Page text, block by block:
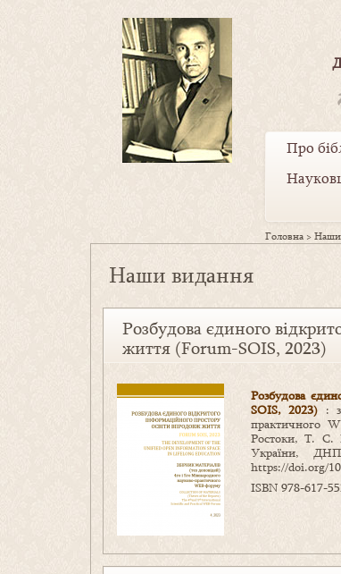
Про
Головна >Наши
Наши видання
Розбудова єдиного
життя (Forum-SOIS, 2023)
Розбудова
SOIS, 2023) :
практичного
Ростоки, Т.
України,
https://doi.org/
ISBN 978-617-